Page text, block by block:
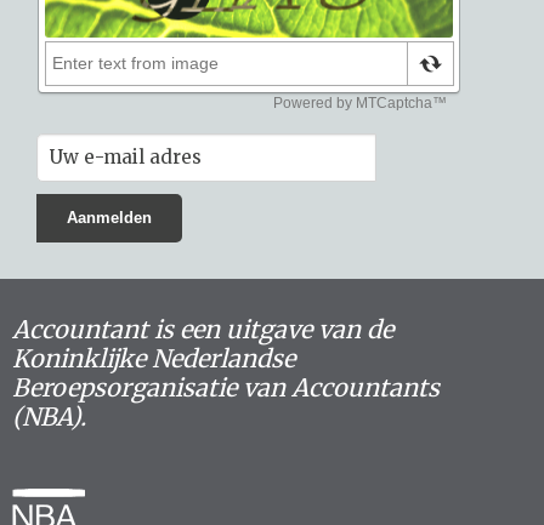
Accountant is een uitgave van de
Koninklijke Nederlandse
Beroepsorganisatie van Accountants
(NBA).